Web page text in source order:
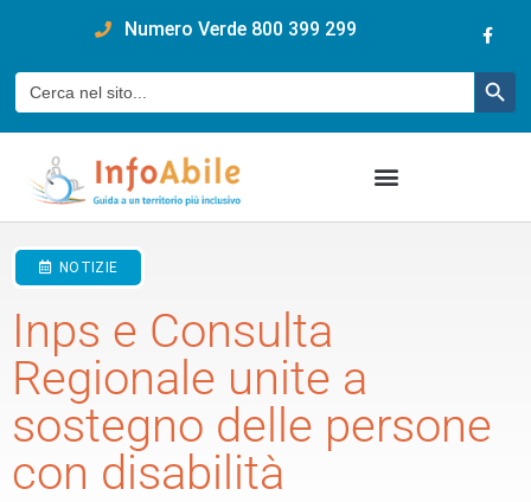
Numero Verde 800 399 299
Cerca:
NOTIZIE
Inps e Consulta
Regionale unite a
sostegno delle persone
con disabilità